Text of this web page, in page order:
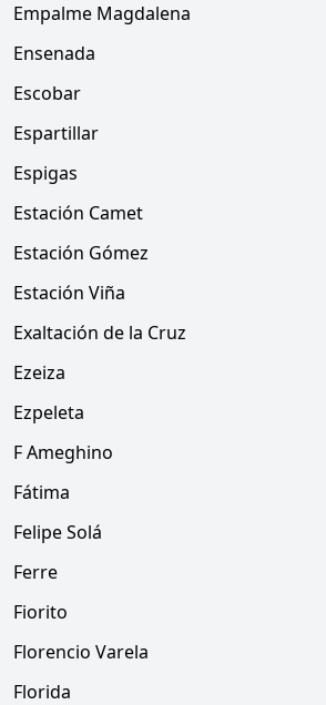
Empalme Magdalena
Ensenada
Escobar
Espartillar
Espigas
Estación Camet
Estación Gómez
Estación Viña
Exaltación de la Cruz
Ezeiza
Ezpeleta
F Ameghino
Fátima
Felipe Solá
Ferre
Fiorito
Florencio Varela
Florida